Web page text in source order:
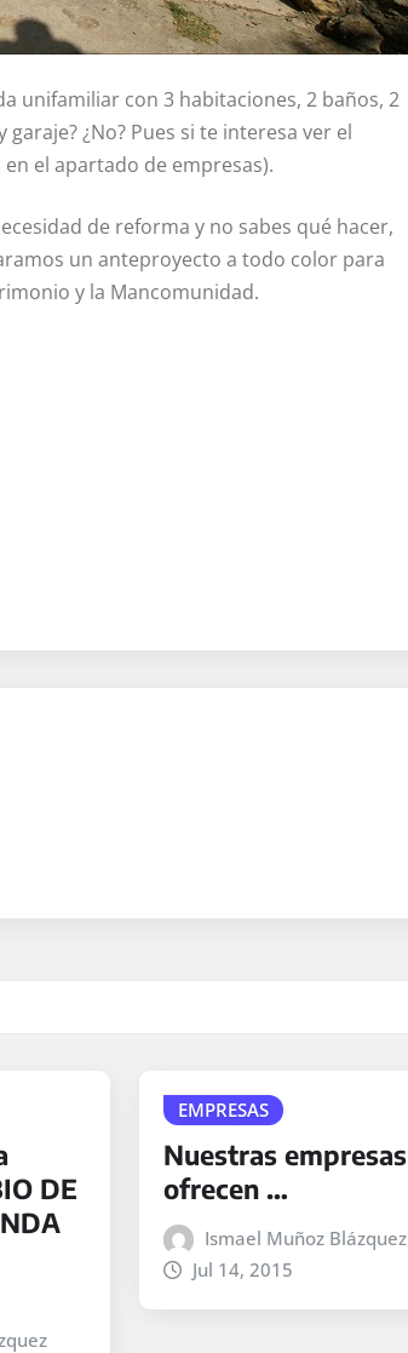
unifamiliar con 3 habitaciones, 2 baños, 2
¿No? Pues si te interesa ver el
el apartado de empresas).
de reforma y no sabes qué hacer,
un anteproyecto a todo color para
y la Mancomunidad.
DE
EMPRESAS
Nuestras empresas
ofrecen …
Ismael Muñoz Blázquez
Jul 14, 2015